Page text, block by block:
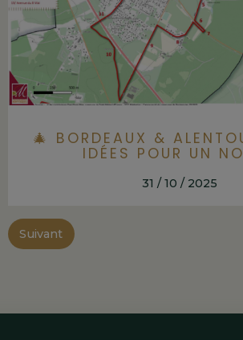
🎄 BORDEAUX &
IDÉES POUR UN
31 / 10 / 2025
Suivant